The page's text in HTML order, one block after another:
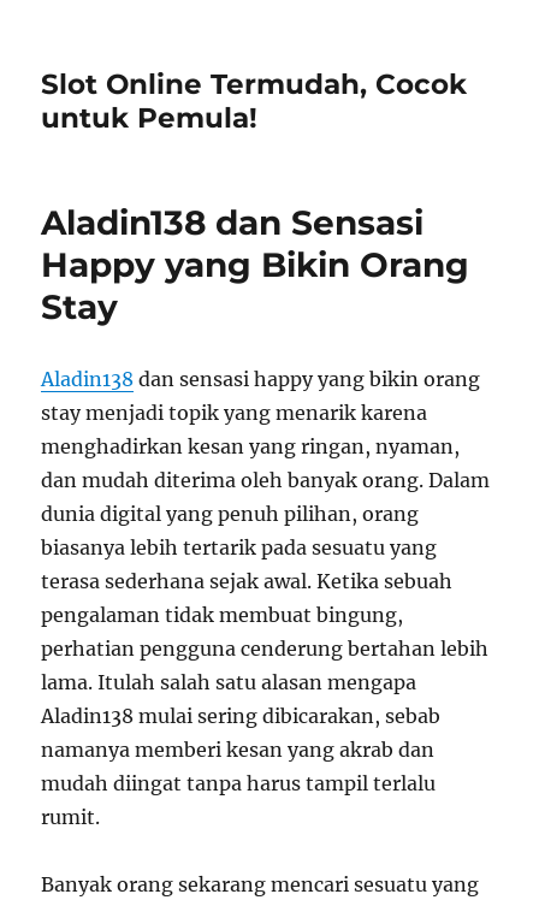
Slot Online Termudah, Cocok
untuk Pemula!
Aladin138 dan Sensasi
Happy yang Bikin Orang
Stay
Aladin138 dan sensasi happy yang bikin orang
stay menjadi topik yang menarik karena
menghadirkan kesan yang ringan, nyaman,
dan mudah diterima oleh banyak orang. Dalam
dunia digital yang penuh pilihan, orang
biasanya lebih tertarik pada sesuatu yang
terasa sederhana sejak awal. Ketika sebuah
pengalaman tidak membuat bingung,
perhatian pengguna cenderung bertahan lebih
lama. Itulah salah satu alasan mengapa
Aladin138 mulai sering dibicarakan, sebab
namanya memberi kesan yang akrab dan
mudah diingat tanpa harus tampil terlalu
rumit.
Banyak orang sekarang mencari sesuatu yang